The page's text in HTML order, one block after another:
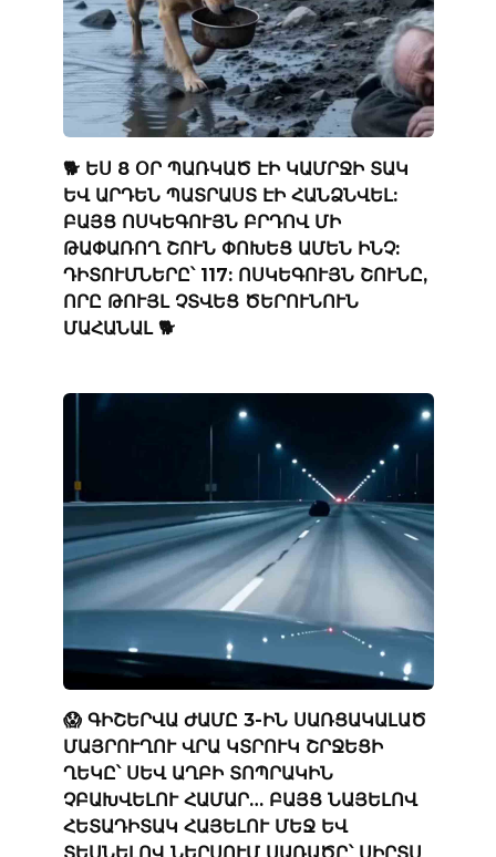
🐕 ԵՍ 8 ՕՐ ՊԱՌԿԱԾ ԷԻ ԿԱՄՐՋԻ ՏԱԿ
ԵՎ ԱՐԴԵՆ ՊԱՏՐԱՍՏ ԷԻ ՀԱՆՁՆՎԵԼ:
ԲԱՅՑ ՈՍԿԵԳՈՒՅՆ ԲՐԴՈՎ ՄԻ
ԹԱՓԱՌՈՂ ՇՈՒՆ ՓՈԽԵՑ ԱՄԵՆ ԻՆՉ:
ԴԻՏՈՒՄՆԵՐԸ՝ 117: ՈՍԿԵԳՈՒՅՆ ՇՈՒՆԸ,
ՈՐԸ ԹՈՒՅԼ ՉՏՎԵՑ ԾԵՐՈՒՆՈՒՆ
ՄԱՀԱՆԱԼ 🐕
😱 ԳԻՇԵՐՎԱ ԺԱՄԸ 3-ԻՆ ՍԱՌՑԱԿԱԼԱԾ
ՄԱՅՐՈՒՂՈՒ ՎՐԱ ԿՏՐՈՒԿ ՇՐՋԵՑԻ
ՂԵԿԸ՝ ՍԵՎ ԱՂԲԻ ՏՈՊՐԱԿԻՆ
ՉԲԱԽՎԵԼՈՒ ՀԱՄԱՐ… ԲԱՅՑ ՆԱՅԵԼՈՎ
ՀԵՏԱԴԻՏԱԿ ՀԱՅԵԼՈՒ ՄԵՋ ԵՎ
ՏԵՍՆԵԼՈՎ ՆԵՐՍՈՒՄ ՍԱՌԱԾԸ՝ ՍԻՐՏՍ